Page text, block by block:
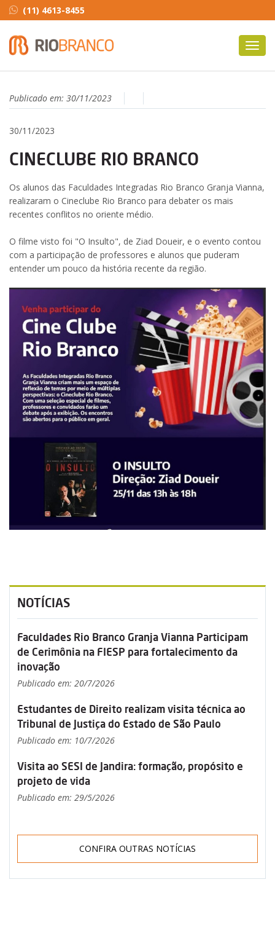
(11) 4613-8455
Publicado em: 30/11/2023
30/11/2023
CINECLUBE RIO BRANCO
Os alunos das Faculdades Integradas Rio Branco Granja Vianna,
realizaram o Cineclube Rio Branco para debater os mais
recentes conflitos no oriente médio.
O filme visto foi "O Insulto", de Ziad Doueir, e o evento contou
com a participação de professores e alunos que puderam
entender um pouco da história recente da região.
NOTÍCIAS
Faculdades Rio Branco Granja Vianna Participam
de Cerimônia na FIESP para fortalecimento da
inovação
Publicado em: 20/7/2026
Estudantes de Direito realizam visita técnica ao
Tribunal de Justiça do Estado de São Paulo
Publicado em: 10/7/2026
Visita ao SESI de Jandira: formação, propósito e
projeto de vida
Publicado em: 29/5/2026
CONFIRA OUTRAS NOTÍCIAS